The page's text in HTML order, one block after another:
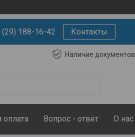
(29) 188-16-42 Контакты
Наличие документов
оплата Вопрос - ответ О нас